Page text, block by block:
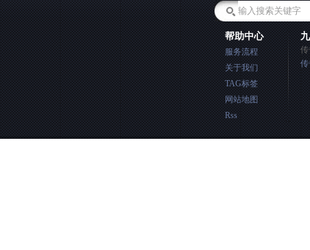
帮助中心
服务流程
关于我们
TAG标签
网站地图
Rss